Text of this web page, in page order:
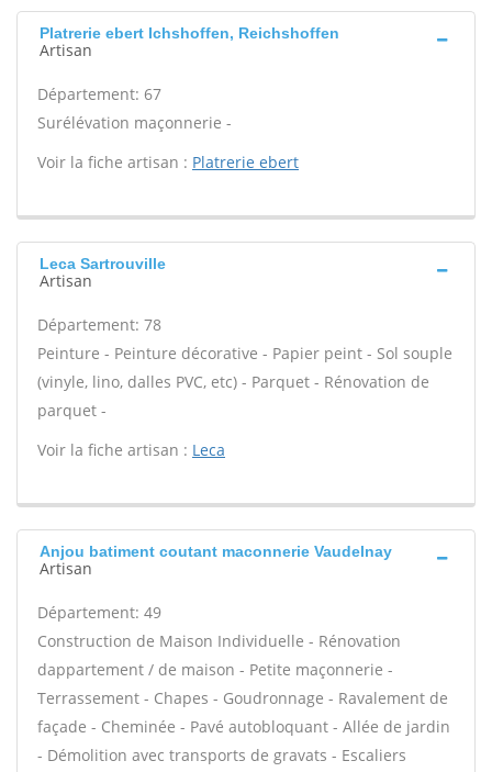
Platrerie ebert Ichshoffen, Reichshoffen
Artisan
Département: 67
Surélévation maçonnerie -
Voir la fiche artisan : Platrerie ebert
Leca Sartrouville
Artisan
Département: 78
Peinture - Peinture décorative - Papier peint - Sol souple
(vinyle, lino, dalles PVC, etc) - Parquet - Rénovation de
parquet -
Voir la fiche artisan : Leca
Anjou batiment coutant maconnerie Vaudelnay
Artisan
Département: 49
Construction de Maison Individuelle - Rénovation
dappartement / de maison - Petite maçonnerie -
Terrassement - Chapes - Goudronnage - Ravalement de
façade - Cheminée - Pavé autobloquant - Allée de jardin
- Démolition avec transports de gravats - Escaliers